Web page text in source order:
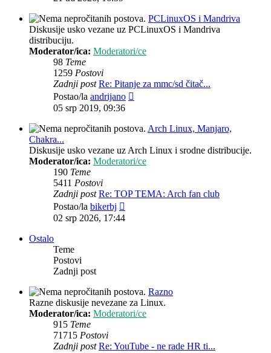
PCLinuxOS i Mandriva
Diskusije usko vezane uz PCLinuxOS i Mandriva
distribuciju.
Moderator/ica: Moderatori/ce
98 Teme
1259 Postovi
Zadnji post Re: Pitanje za mmc/sd čitač...
Postao/la andrijano
05 srp 2019, 09:36
Arch Linux, Manjaro,
Chakra...
Diskusije usko vezane uz Arch Linux i srodne distribucije.
Moderator/ica: Moderatori/ce
190 Teme
5411 Postovi
Zadnji post Re: TOP TEMA: Arch fan club
Postao/la bikerbj
02 srp 2026, 17:44
Ostalo
Teme
Postovi
Zadnji post
Razno
Razne diskusije nevezane za Linux.
Moderator/ica: Moderatori/ce
915 Teme
71715 Postovi
Zadnji post Re: YouTube - ne rade HR ti...